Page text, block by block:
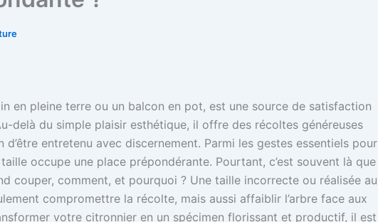
en pleine terre ou un balcon en pot, est une source de satisfaction
delà du simple plaisir esthétique, il offre des récoltes généreuses
entretenu avec discernement. Parmi les gestes essentiels pour
occupe une place prépondérante. Pourtant, c’est souvent là que
couper, comment, et pourquoi ? Une taille incorrecte ou réalisée au
compromettre la récolte, mais aussi affaiblir l’arbre face aux
votre citronnier en un spécimen florissant et productif, il est